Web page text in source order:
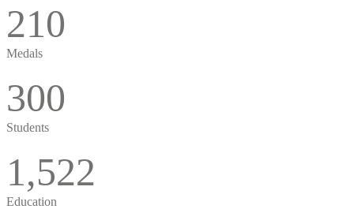
210
Medals
300
Students
1,522
Education